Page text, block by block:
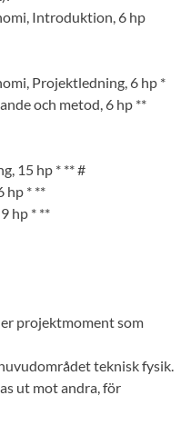
Introduktion, 6 hp
Projektledning, 6 hp *
och metod, 6 hp **
15 hp * ** #
hp * **
hp * **
projektmoment som
teknisk fysik.
ut mot andra, för